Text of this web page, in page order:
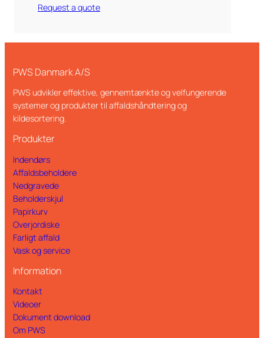
Request a quote
PWS Danmark A/S
PWS udvikler effektive, gennemtænkte og velfungerende
systemer og produkter til affaldshåndtering og
kildesortering.
Produkter
Indendørs
Affaldsbeholdere
Nedgravede
Beholderskjul
Papirkurv
Overjordiske
Farligt affald
Vask og service
Information
Kontakt
Videoer
Dokument download
Om PWS